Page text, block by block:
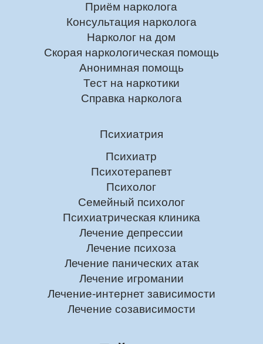
Приём нарколога
Консультация нарколога
Нарколог на дом
Скорая наркологическая помощь
Анонимная помощь
Тест на наркотики
Справка нарколога
Психиатрия
Психиатр
Психотерапевт
Психолог
Семейный психолог
Психиатрическая клиника
Лечение депрессии
Лечение психоза
Лечение панических атак
Лечение игромании
Лечение-интернет зависимости
Лечение созависимости